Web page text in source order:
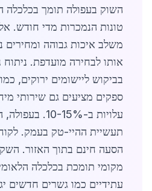
השוק בעפולה תומך בכלכלה
טונות הנמכרות מדי חודש.
משלב איכות גבוהה ומחירים
אותו לבחירה מועדפת. ניתוח
בביקוש ליישומים ירוקים,
ספקים מציעים גם שירותי
עלויות ב-10-
תעשיית ההיי-טק בעמק.
הסעה חינם בתוך האזור.
מקומי תומכת בכלכלה
עתידיים כמו גשרים חדשים